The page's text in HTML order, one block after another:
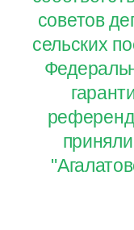
советов
сельских